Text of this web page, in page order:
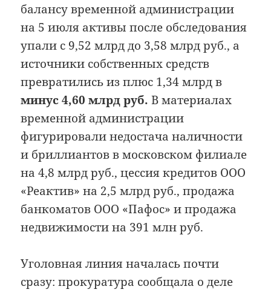
балансу временной администрации
на 5 июля активы после обследования
упали с 9,52 млрд до 3,58 млрд руб., а
источники собственных средств
превратились из плюс 1,34 млрд в
минус 4,60 млрд руб. В материалах
временной администрации
фигурировали недостача наличности
и бриллиантов в московском филиале
на 4,8 млрд руб., цессия кредитов ООО
«Реактив» на 2,5 млрд руб., продажа
банкоматов ООО «Пафос» и продажа
недвижимости на 391 млн руб.
Уголовная линия началась почти
сразу: прокуратура сообщала о деле